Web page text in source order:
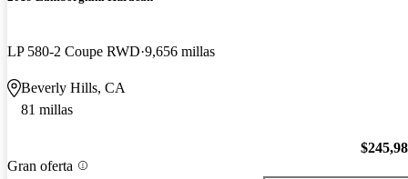
LP 580-2 Coupe RWD 9,656 millas
Beverly Hills, CA
81 millas
Gran oferta